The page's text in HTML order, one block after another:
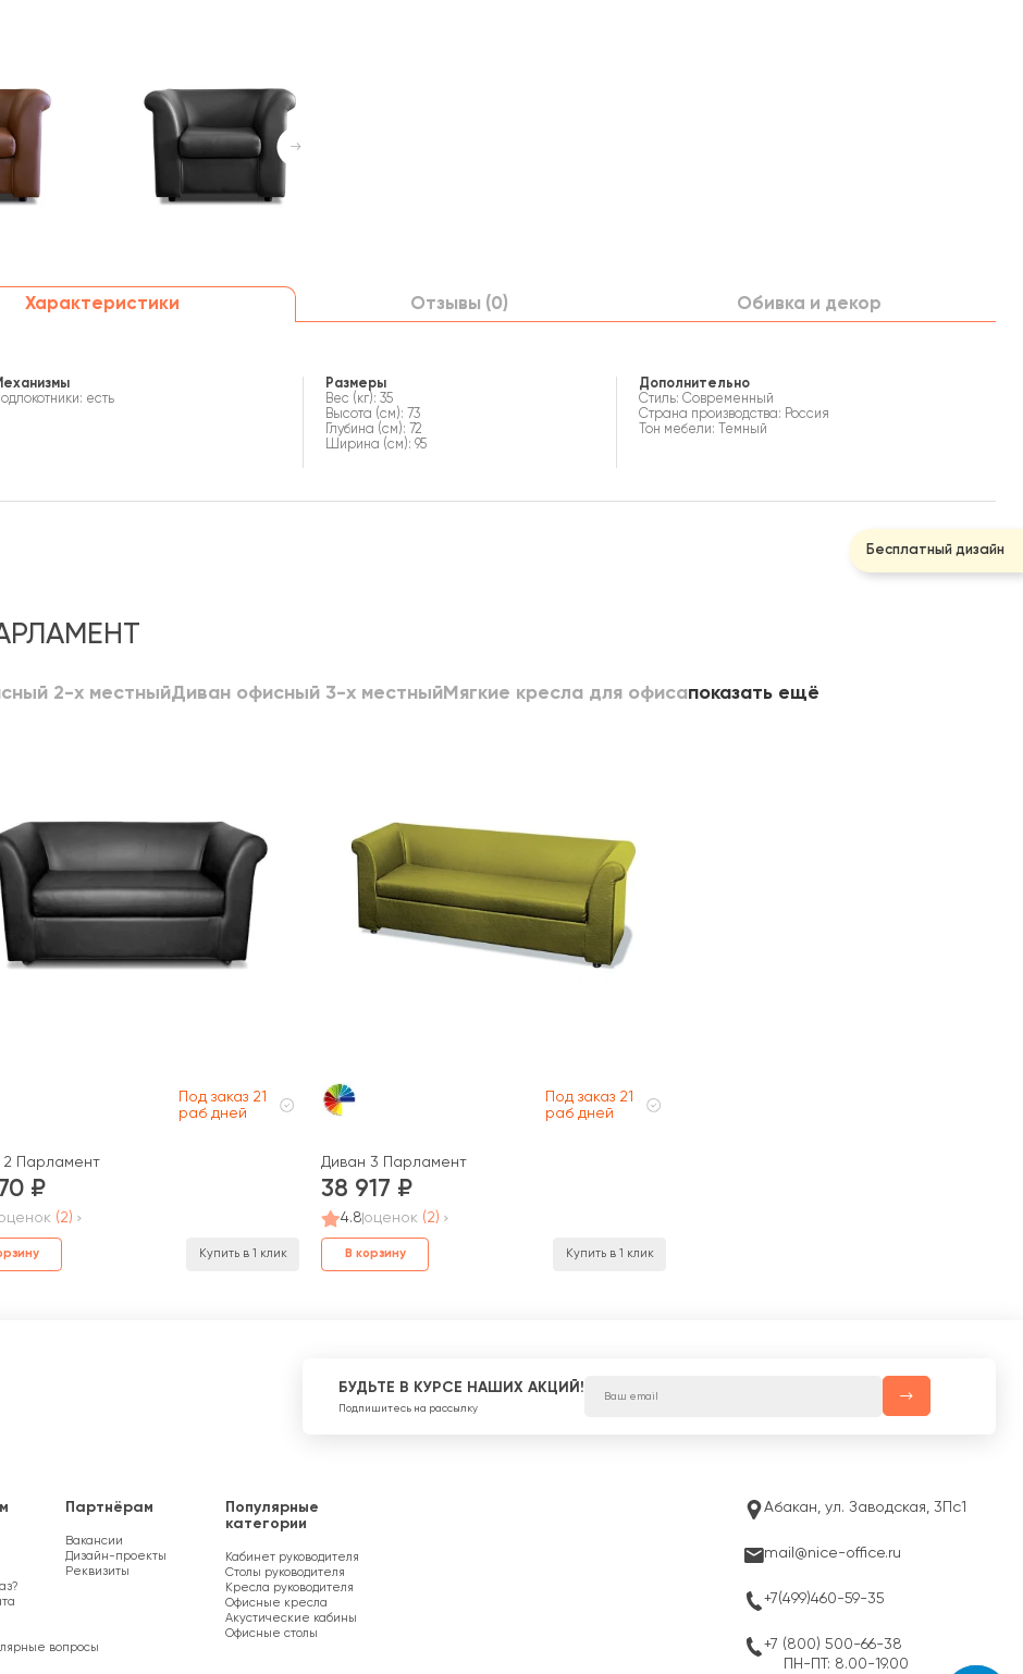
Характеристики Отзывы (0) Обивка и декор
Подлокотники: есть
Размеры
Вес (кг): 35
Высота (см): 73
Глубина (см): 72
Ширина (см): 95
Дополнительно
Стиль: Современный
Страна производства: Россия
Тон мебели: Темный
2-х местныйДиван офисный 3-х местныйМягкие кресла для офисапоказать ещё
Под заказ 21
раб дней
2 Парламент
(2)
Купить в 1 клик
Под заказ 21
раб дней
Диван 3 Парламент
38 917
4.8оценок (2)
В корзину Купить в 1 клик
БУДЬТЕ В КУРСЕ НАШИХ АКЦИЙ!
Подпишитесь на рассылку
вопросы
Партнёрам
Вакансии
Дизайн-проекты
Реквизиты
Популярные
категории
Кабинет руководителя
Столы руководителя
Кресла руководителя
Офисные кресла
Акустические кабины
Офисные столы
Абакан, ул. Заводская, 3Пс1
mail@nice-office.ru
+7(499)460-59-35
+7 (800) 500-66-38
ПН-ПТ: 8.00-19.00
Бесплатный дизайн